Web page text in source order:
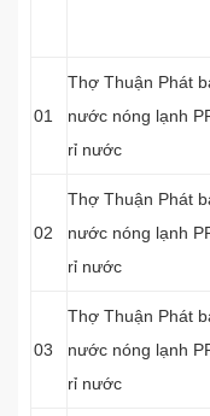
01
Thợ Thuận Phát
nước nóng lạnh
rỉ nước
02
Thợ Thuận Phát
nước nóng lạnh
rỉ nước
03
Thợ Thuận Phát
nước nóng lạnh
rỉ nước